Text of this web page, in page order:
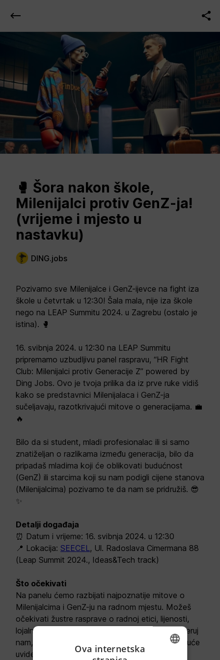
🥊 Šora nakon škole,
Milenijalci protiv GenZ-ja!
(vrijeme i mjesto u
nastavku)
DING.jobs
Pozivamo sve Milenijalce i GenZ-ijevce na fight iza
škole u četvrtak u 12:30! Šala mala, nije iza škole
nego na LEAP Summitu 2024. u Zagrebu (ostalo je
istina). 🥊
16. svibnja 2024. u 12:30 na LEAP Summitu
pripremamo uzbudljivu panel raspravu, “HR Fight
Club: Milenijalci protiv Generacije Z” powered by
Ding Jobs. Ovo je tvoja prilika da iz prve ruke vidiš
kako se predstavnici Milenijalaca i GenZ-ja
sučeljavaju, razotkrivajući mitove o generacijama. 💼
🔥
Bilo da si student, mladi profesionalac ili si samo
znatiželjan o razlikama između generacija, bilo da
pripadaš mladima koji će oblikovati budućnost
(GenZ) ili starcima koji su nam podigli cijene stanova
(Milenijalcima) pozivamo te da nam se pridružiš. 😎
✨
Detalji događaja
⏰ Datum i vrijeme: 16. svibnja 2024. u 12:30
📍 Lokacija: SEECEL, Ul. Radoslava Cimermana 88
(Leap Summit 2024., Ideas&Tech track)
Što očekivati
Na panelu ćemo razbijati najpoznatije mitove o
Milenijalcima i GenZ-ju na radnom mjestu. Možeš
očekivati žustre rasprave o radnoj etici, lijenosti,
lojalnosti prema poslu i karijernim ambicijama. Vjeruj
nam, ne želiš propustiti stvarne priče i iznenađujuće
uvide s obje strane! 💬🔥Ova internetska